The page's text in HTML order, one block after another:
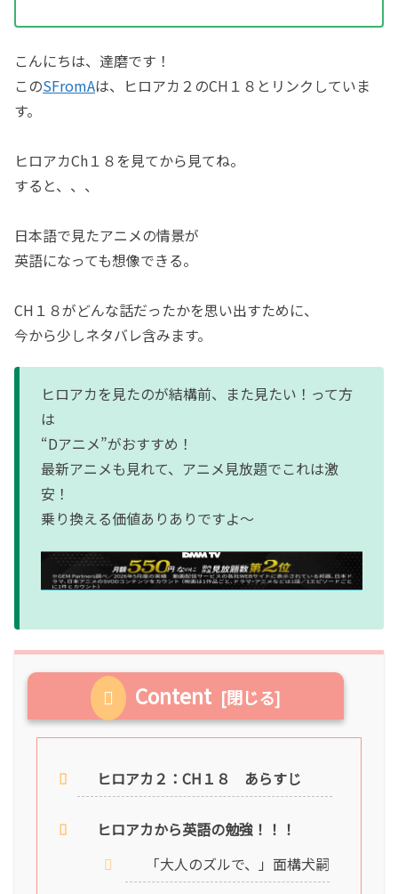
こんにちは、達磨です！
このSFromAは、ヒロアカ２のCH１８とリンクしていま
す。
ヒロアカCh１８を見てから見てね。
すると、、、
日本語で見たアニメの情景が
英語になっても想像できる。
CH１８がどんな話だったかを思い出すために、
今から少しネタバレ含みます。
ヒロアカを見たのが結構前、また見たい！って方
は
“Dアニメ”がおすすめ！
最新アニメも見れて、アニメ見放題でこれは激
安！
乗り換える価値ありありですよ〜
Content
ヒロアカ２：CH１８ あらすじ
ヒロアカから英語の勉強！！！
「大人のズルで、」面構犬嗣